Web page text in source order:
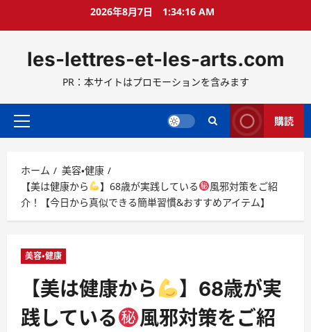
ス
ッ
2026年8月7日 1:34:17 AM
les-lettres-et-les-arts.com
PR：本サイトはプロモーションを含みます
メ
メ
ニ
ュ
ー
購読
ホーム
美容・健康
【美は健康から
】68歳が実践している
風邪対策をご紹
介！【今日から真似できる簡単習慣&おすすめアイテム】
美容・健康
【美は健康から
】68歳が実
践している
風邪対策をご紹